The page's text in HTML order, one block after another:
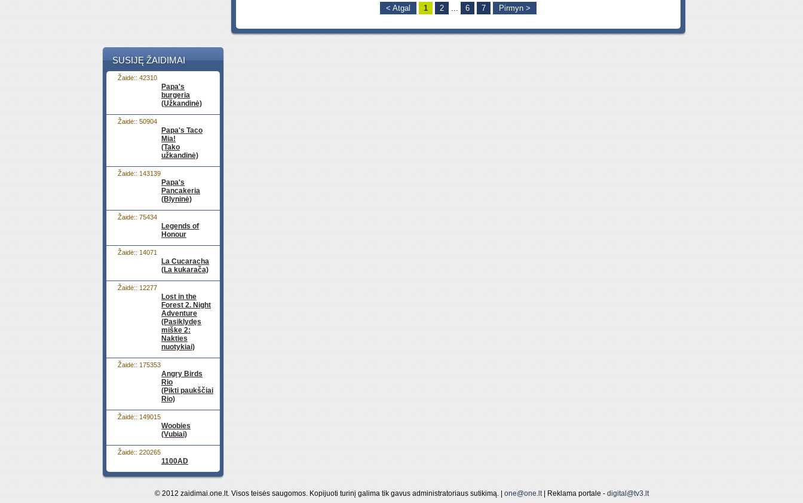
< Atgal 1 2 ... 6 7 Pirmyn >
SUSIJĘ ŽAIDIMAI
Papa's
burgeria
(Užkandinė)
Žaidė:: 42310
Papa's Taco
Mia!
(Tako
užkandinė)
Žaidė:: 50904
Papa's
Pancakeria
(Blyninė)
Žaidė:: 143139
Legends of
Honour
Žaidė:: 75434
La Cucaracha
(La kukarača)
Žaidė:: 14071
Lost in the
Forest 2. Night
Adventure
(Pasiklydęs
miške 2:
Nakties
nuotykiai)
Žaidė:: 12277
Angry Birds
Rio
(Pikti paukščiai
Rio)
Žaidė:: 175353
Woobies
(Vubiai)
Žaidė:: 149015
1100AD
Žaidė:: 220265
© 2012 zaidimai.one.lt. Visos teisės saugomos. Kopijuoti turinį galima tik gavus administratoriaus sutikimą. | one@one.lt| Reklama portale - digital@tv3.lt